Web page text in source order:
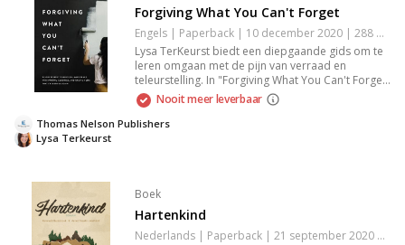
Forgiving What You Can't Forget
Engels | Paperback | 10 december 2020 | 288 pagina's | 9781400225194
Lysa TerKeurst biedt een diepgaande gids om te
leren omgaan met de pijn van verraad en
teleurstelling. In "Forgiving What You Can't Forget"
verkent ze de essentie van vergeving, wat het
betekent en hoe je kunt navigeren door moeilijke
relaties. Dit boek helpt je om verder te gaan,
Nooit meer leverbaar
Lysa Terkeurst
Thomas Nelson Publishers
Boek
Hartenkind
Nederlands | Paperback | 21 september 2020 | 336 pagina's | 9789492959928